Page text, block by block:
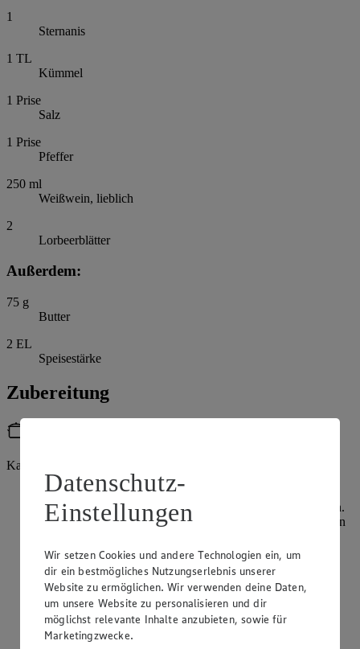
1
Sternanis
1 TL
Kümmel
1 Prise
Salz
1 Prise
Pfeffer
250 ml
Weißwein, lieblich
2
Lorbeerblätter
Außerdem:
75 g
Butter
2 EL
Speisestärke
Zubereitung
Kartoffelpresse
Für den Knödelteig die Kartoffeln waschen und in
ausreichend kochendem Salzwasser 30 Minuten gar kochen.
Abgießen, kalt abschrecken und kurz abkühlen lassen. Dann
Kartoffeln durch eine Kartoffelpresse drücken und ca. 20
Minuten ausdampfen lassen. Mit Hartweizengrieß, Mehl,
Salz, Muskatnuss, Eigelb und Butter zu einem glatten Teig
verarbeiten.
Zwiebel und Knoblauch pellen und sehr fein würfeln.
Datenschutz-
Einstellungen
Wir setzen Cookies und andere Technologien ein, um
dir ein bestmögliches Nutzungserlebnis unserer
Website zu ermöglichen. Wir verwenden deine Daten,
um unsere Website zu personalisieren und dir
möglichst relevante Inhalte anzubieten, sowie für
Marketingzwecke.